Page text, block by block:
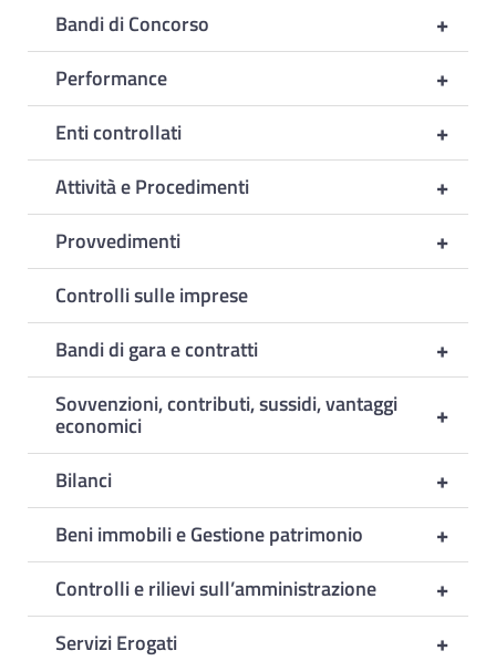
+
Bandi di Concorso
+
Performance
+
Enti controllati
+
Attività e Procedimenti
+
Provvedimenti
Controlli sulle imprese
+
Bandi di gara e contratti
+
Sovvenzioni, contributi, sussidi, vantaggi
economici
+
Bilanci
+
Beni immobili e Gestione patrimonio
+
Controlli e rilievi sull’amministrazione
+
Servizi Erogati